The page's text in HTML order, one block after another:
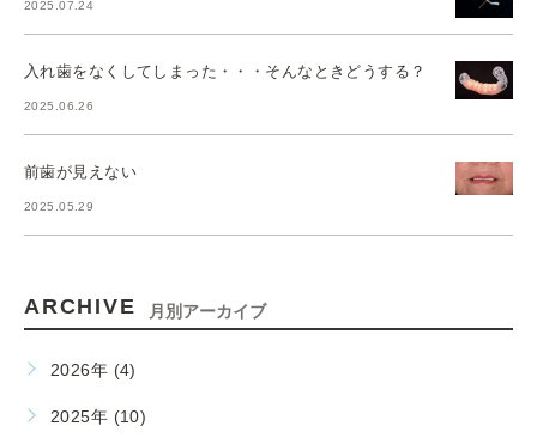
2025.07.24
入れ歯をなくしてしまった・・・そんなときどうする？
2025.06.26
前歯が見えない
2025.05.29
ARCHIVE 月別アーカイブ
2026年 (4)
2025年 (10)